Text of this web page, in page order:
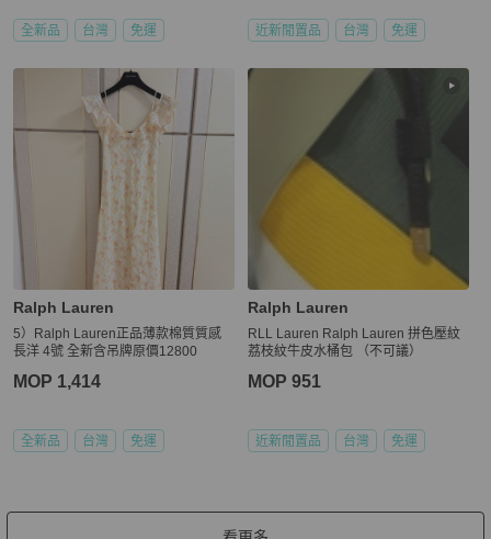
全新品 台灣 免運 近新閒置品 台灣 免運
Ralph Lauren
5）Ralph Lauren正品薄款棉質質感
長洋 4號 全新含吊牌原價12800
MOP 1,414
全新品 台灣 免運
Ralph Lauren
RLL Lauren Ralph Lauren 拼色壓紋
荔枝紋牛皮水桶包 （不可議）
MOP 951
近新閒置品 台灣 免運